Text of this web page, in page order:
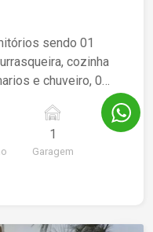
sendo 01
cozinha
e chuveiro, 03
de lareira ou
1
Garagem